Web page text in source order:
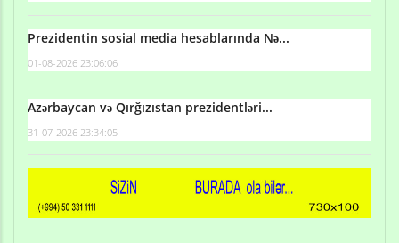
Prezidentin sosial media hesablarında Nə...
01-08-2026 23:06:06
Azərbaycan və Qırğızıstan prezidentləri...
31-07-2026 23:34:05